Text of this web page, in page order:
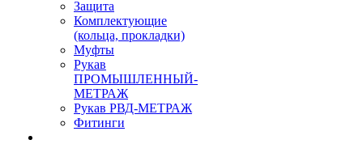
Защита
Комплектующие
(кольца, прокладки)
Муфты
Рукав
ПРОМЫШЛЕННЫЙ-
МЕТРАЖ
Рукав РВД-МЕТРАЖ
Фитинги